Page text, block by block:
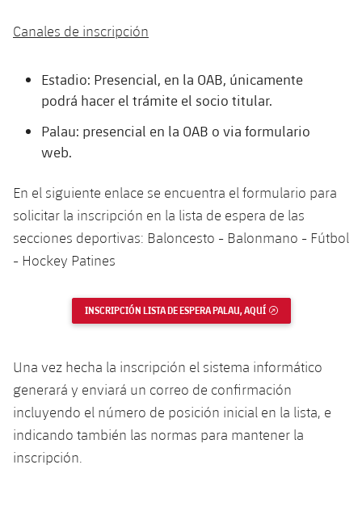
Historia
Clasificaciones
Jugadores
Historia
Palmarés
Jugadores
Clasificaciones
Junior
Juvenil
Alevín
PLUSICON
MÁS
Información general
plusicon
más
Noticias
Atletismo
plusicon
más
Actualidad
Masculino
Femenino
Agenda
Baloncesto en silla de ruedas
plusicon
más
Actualidad
Calendario
Clasificaciones
Hockey sobre hielo
plusicon
más
Jugadores
Calendario
Resultados
Clasificaciones
Noticias
Hockey Hierba Masculino
Hockey Hierba Femenino
Patinaje artístico
Actualidad
Plantilla
Agenda
Escuela de Patinaje
Rugby
plusicon
más
Actualidad
Voleibol
plusicon
más
Canales de inscripción
Estadio: Presencial, en la OAB, únicamente
podrá hacer el trámite el socio titular.
Palau: presencial en la OAB o via formulario
web.
En el siguiente enlace se encuentra el formulario para
solicitar la inscripción en la lista de espera de las
secciones deportivas: Baloncesto - Balonmano - Fútbol
- Hockey Patines
INSCRIPCIÓN LISTA DE ESPERA PALAU, AQUÍ ENLACE EXTERNO
Una vez hecha la inscripción el sistema informático
generará y enviará un correo de confirmación
incluyendo el número de posición inicial en la lista, e
indicando también las normas para mantener la
inscripción.